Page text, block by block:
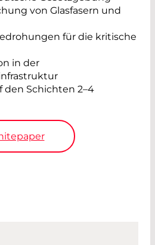
von Glasfasern und
für die kritische
in der
den Schichten 2–4